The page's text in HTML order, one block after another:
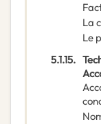
La
Le
5.1.15.